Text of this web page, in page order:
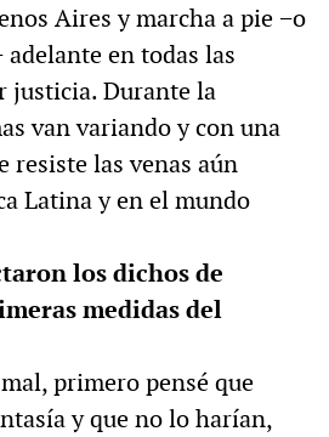
Aires y marcha a pie −o
en todas las
justicia. Durante la
van variando y con una
resiste las venas aún
Latina y en el mundo
los dichos de
medidas del
primero pensé que
y que no lo harían,